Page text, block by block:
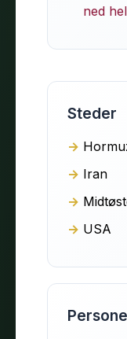
ned
Steder
Iran
USA